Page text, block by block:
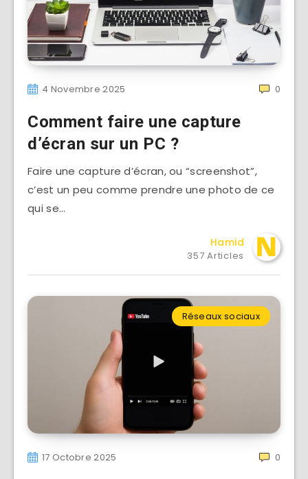
4 Novembre 2025 0
Comment faire une capture
d’écran sur un PC ?
Faire une capture d’écran, ou “screenshot”,
c’est un peu comme prendre une photo de ce
qui se…
Hamid
357 Articles
Réseaux sociaux
17 Octobre 2025 0